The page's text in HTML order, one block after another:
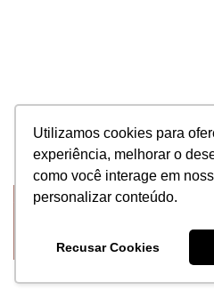
Utilizamos cookies para
experiência, melhorar o
como você interage em
personalizar conteúdo.
Recusar Cookies
Nossos
Além de recebermos
também operamos
cirurgiões plásticos e